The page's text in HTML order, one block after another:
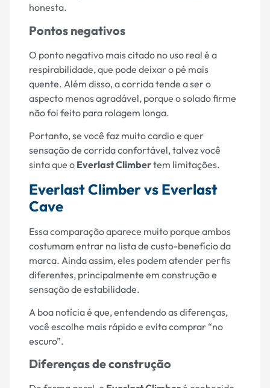
honesta.
Pontos negativos
O ponto negativo mais citado no uso real é a
respirabilidade, que pode deixar o pé mais
quente. Além disso, a corrida tende a ser o
aspecto menos agradável, porque o solado firme
não foi feito para rolagem longa.
Portanto, se você faz muito cardio e quer
sensação de corrida confortável, talvez você
sinta que o Everlast Climbertem limitações.
Everlast Climber vs Everlast
Cave
Essa comparação aparece muito porque ambos
costumam entrar na lista de custo-benefício da
marca. Ainda assim, eles podem atender perfis
diferentes, principalmente em construção e
sensação de estabilidade.
A boa notícia é que, entendendo as diferenças,
você escolhe mais rápido e evita comprar “no
escuro”.
Diferenças de construção